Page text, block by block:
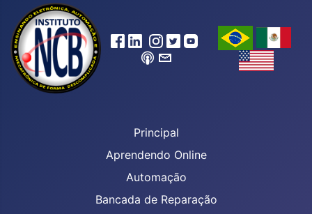
Principal
Aprendendo Online
Automação
Bancada de Reparação